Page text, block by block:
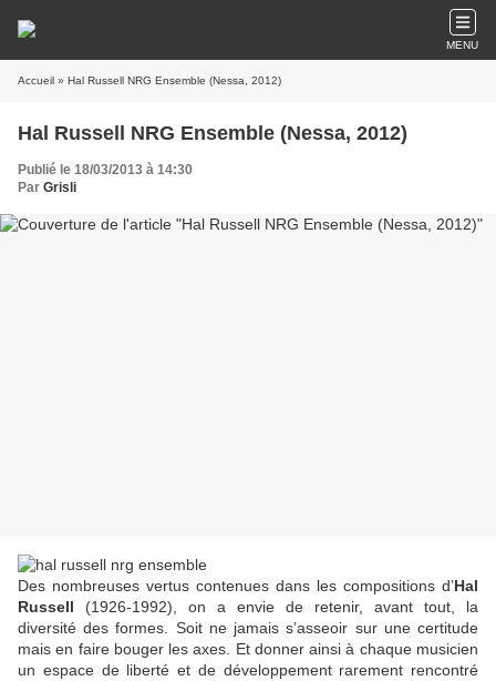
MENU
Accueil » Hal Russell NRG Ensemble (Nessa, 2012)
Hal Russell NRG Ensemble (Nessa, 2012)
Publié le 18/03/2013 à 14:30
Par Grisli
Des nombreuses vertus contenues dans les compositions d’Hal
Russell (1926-1992), on a envie de retenir, avant tout, la
diversité des formes. Soit ne jamais s’asseoir sur une certitude
mais en faire bouger les axes. Et donner ainsi à chaque musicien
un espace de liberté et de développement rarement rencontré